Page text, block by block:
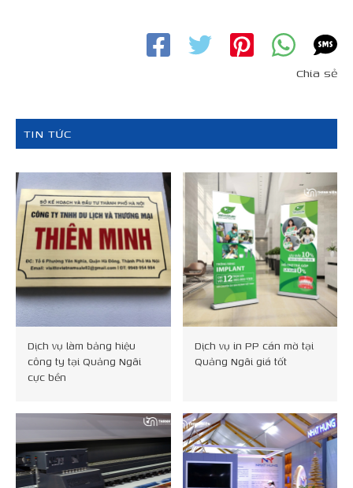
Chia sẻ
TIN TỨC
Dịch vụ làm bảng hiệu
công ty tại Quảng Ngãi
cực bền
Dịch vụ in PP cán mờ tại
Quảng Ngãi giá tốt